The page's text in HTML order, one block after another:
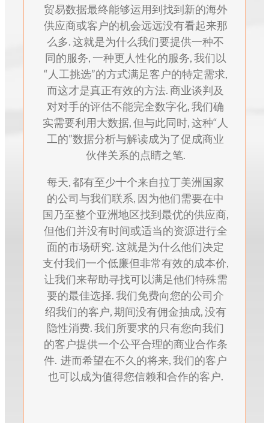
贸易数据最终能够运用到找到新的海外
供应商或客户的机会远远没有看起来那
么多. 这就是为什么我们要提供一种不
同的服务, 一种更人性化的服务, 我们以
“人工挑选”的方式满足客户的特定需求,
而这才是真正有效的方法. 商业谈判及
对对手的评估不能完全数字化, 我们确
实需要利用大数据, 但与此同时, 这种“人
工的”数据分析与解读成为了促成商业
伙伴关系的点睛之笔.
每天, 都有至少十个来自拉丁美洲国家
的公司与我们联系, 因为他们需要在中
国乃至整个亚洲地区找到最优的供应商,
但他们并没有时间或适当的资源进行全
面的市场研究. 这就是为什么他们决定
支付我们一个低廉但非常有效的成本价,
让我们来帮助寻找可以满足他们特殊需
要的最佳选择. 我们免费向您的公司介
绍我们的客户, 期间没有佣金抽成, 没有
隐性消费. 我们所要求的只有您向我们
的客户提供一个公平合理的商业合作条
件. 进而希望在不久的将来, 我们的客户
也可以成为值得您信赖和合作的客户.